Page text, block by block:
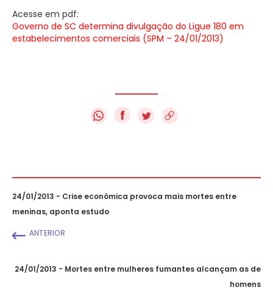
Acesse em pdf:
Governo de SC determina divulgação do Ligue 180 em
estabelecimentos comerciais (SPM – 24/01/2013)
f
24/01/2013 - Crise econômica provoca mais mortes entre
meninas, aponta estudo
ANTERIOR
24/01/2013 - Mortes entre mulheres fumantes alcançam as de
homens